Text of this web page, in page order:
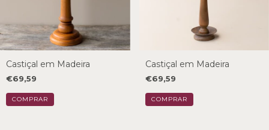
Castiçal em Madeira
€69,59
Castiçal em Madeira
€69,59